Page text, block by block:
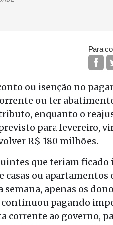
Para
ou isenção no
ou ter
enquanto o
para fevereiro,
R$ 180 milhões.
que teriam ficado
casas ou apartamentos
apenas os
pagando
corrente ao governo,